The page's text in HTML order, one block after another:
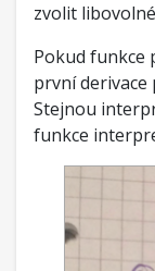
zvolit
Pokud funkce
první derivace
Stejnou
funkce